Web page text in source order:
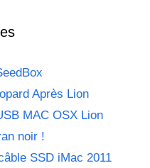
Après Lion
MAC OSX Lion
noir !
SSD iMac 2011